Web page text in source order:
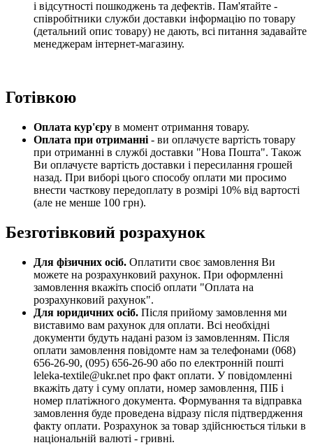
і відсутності пошкоджень та дефектів. Пам'ятайте -
співробітники служби доставки інформацію по товару
(детальний опис товару) не дають, всі питання задавайте
менеджерам інтернет-магазину.
Готівкою
Оплата кур'єру в момент отримання товару.
Оплата при отриманні - ви оплачуєте вартість товару
при отриманні в службі доставки "Нова Пошта". Також
Ви оплачуєте вартість доставки і пересилання грошей
назад. При виборі цього способу оплати ми просимо
внести часткову передоплату в розмірі 10% від вартості
(але не менше 100 грн).
Безготівковий розрахунок
Для фізичних осіб. Оплатити своє замовлення Ви
можете на розрахунковий рахунок. При оформленні
замовлення вкажіть спосіб оплати "Оплата на
розрахунковий рахунок".
Для юридичних осіб. Після прийому замовлення ми
виставимо вам рахунок для оплати. Всі необхідні
документи будуть надані разом із замовленням. Після
оплати замовлення повідомте нам за телефонами (068)
656-26-90, (095) 656-26-90 або по електронній пошті
leleka-textile@ukr.net про факт оплати. У повідомленні
вкажіть дату і суму оплати, номер замовлення, ПІБ і
номер платіжного документа. Формування та відправка
замовлення буде проведена відразу після підтвердження
факту оплати. Розрахунок за товар здійснюється тільки в
національній валюті - гривні.